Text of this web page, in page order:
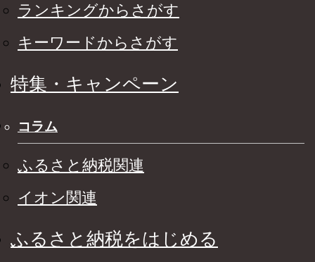
ランキングからさがす
キーワードからさがす
特集・キャンペーン
コラム
ふるさと納税関連
イオン関連
ふるさと納税をはじめる